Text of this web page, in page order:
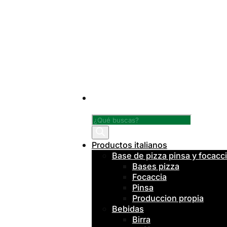
Búsqueda
de
productos
Productos italianos
Base de pizza pinsa y
Bases pizza
Focaccia
Pinsa
Produccion propia
Bebidas
Birra